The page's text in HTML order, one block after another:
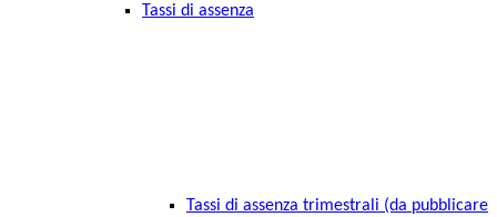
Tassi di assenza
Tassi di assenza trimestrali (da pubblicare